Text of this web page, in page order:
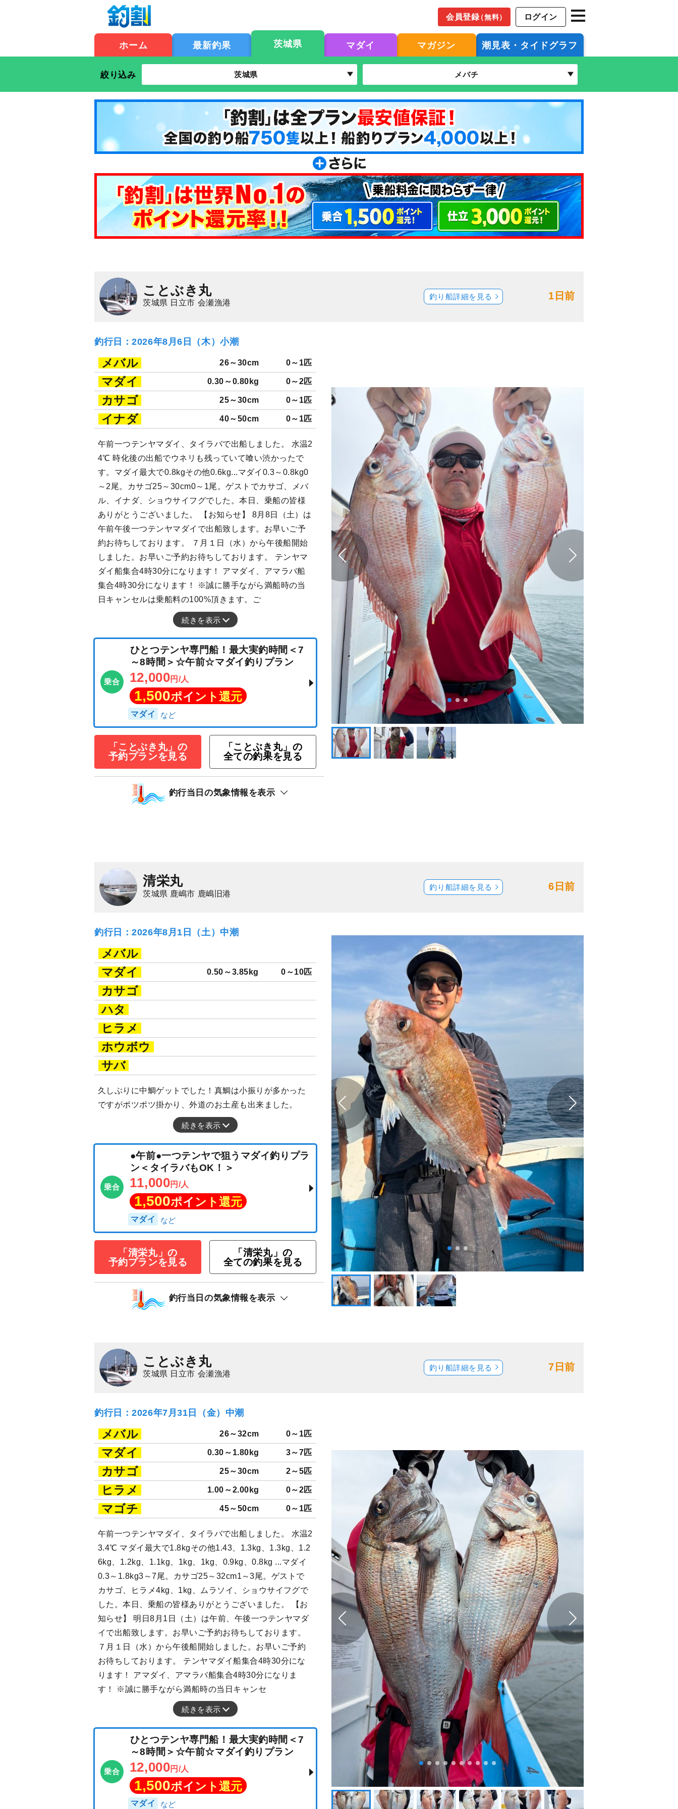
会員登録（無料） ログイン
ホーム 最新釣果 茨城県 マダイ マガジン 潮見表・タイドグラフ
絞り込み 茨城県 メバチ
ことぶき丸
茨城県 日立市 会瀬漁港
1日前
釣り船詳細を見る
釣行日：2026年8月6日（木）小潮
メバル 26～30cm 0～1匹
マダイ 0.30～0.80kg 0～2匹
カサゴ 25～30cm 0～1匹
イナダ 40～50cm 0～1匹
午前一つテンヤマダイ、タイラバで出船しました。 水温2
4℃ 時化後の出船でウネリも残っていて喰い渋かったで
す。マダイ最大で0.8kgその他0.6kg...マダイ0.3～0.8kg0
～2尾。カサゴ25～30cm0～1尾。ゲストでカサゴ、メバ
ル、イナダ、ショウサイフグでした。本日、乗船の皆様
ありがとうございました。 【お知らせ】 8月8日（土）は
午前午後一つテンヤマダイで出船致します。お早いご予
約お待ちしております。 ７月１日（水）から午後船開始
しました。お早いご予約お待ちしております。 テンヤマ
ダイ船集合4時30分になります！ アマダイ、アマラバ船
集合4時30分になります！ ※誠に勝手ながら満船時の当
日キャンセルは乗船料の100%頂きます。ご
続きを表示
乗合
ひとつテンヤ専門船！最大実釣時間＜7
～8時間＞☆午前☆マダイ釣りプラン
12,000円/人
1,500ポイント還元
マダイ
「ことぶき丸」の
予約プランを見る
「ことぶき丸」の
全ての釣果を見る
釣行当日の気象情報を表示
清栄丸
茨城県 鹿嶋市 鹿嶋旧港
6日前
釣り船詳細を見る
釣行日：2026年8月1日（土）中潮
メバル
マダイ
0.50～3.85kg 0～10匹
カサゴ
ハタ
ヒラメ
ホウボウ
サバ
久しぶりに中鯛ゲットでした！真鯛は小振りが多かった
ですがポツポツ掛かり、外道のお土産も出来ました。
続きを表示
●午前●一つテンヤで狙うマダイ釣りプラ
ン＜タイラバもOK！＞
11,000
1,500 ポイント還元
「清栄丸」の
予約プランを見る
「清栄丸」の
全ての釣果を見る
釣行当日の気象情報を表示
ことぶき丸
茨城県 日立市 会瀬漁港
7日前
釣り船詳細を見る
釣行日：2026年7月31日（金）中潮
メバル 26～32cm 0～1匹
マダイ 0.30～1.80kg 3～7匹
カサゴ 25～30cm 2～5匹
ヒラメ 1.00～2.00kg 0～2匹
マゴチ 45～50cm 0～1匹
午前一つテンヤマダイ、タイラバで出船しました。 水温2
3.4℃ マダイ最大で1.8kgその他1.43、1.3kg、1.3kg、1.2
6kg、1.2kg、1.1kg、1kg、1kg、0.9kg、0.8kg ...マダイ
0.3～1.8kg3～7尾。カサゴ25～32cm1～3尾。ゲストで
カサゴ、ヒラメ4kg、1kg、ムラソイ、ショウサイフグで
した。本日、乗船の皆様ありがとうございました。 【お
知らせ】 明日8月1日（土）は午前、午後一つテンヤマダ
イで出船致します。お早いご予約お待ちしております。
７月１日（水）から午後船開始しました。お早いご予約
お待ちしております。 テンヤマダイ船集合4時30分にな
ります！ アマダイ、アマラバ船集合4時30分になりま
す！ ※誠に勝手ながら満船時の当日キャンセ
続きを表示